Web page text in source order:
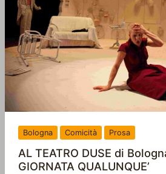
Bologna Comicità Prosa
AL TEATRO DUSE di
GIORNATA QUALUNQUE’